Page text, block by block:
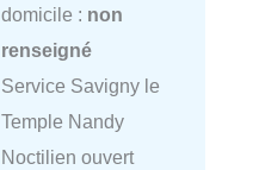
domicile : non
renseigné
Service Savigny le
Temple Nandy
Noctilien ouvert